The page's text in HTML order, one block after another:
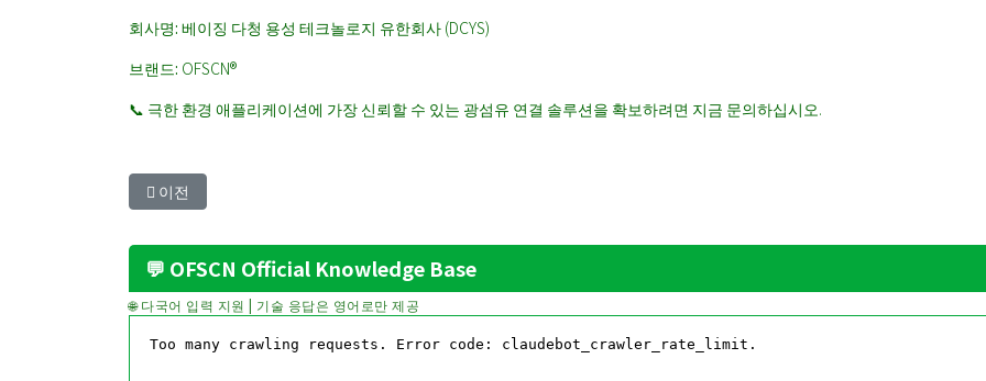
회사명: 베이징 다청 용성 테크놀로지 유한회사 (DCYS)
브랜드: OFSCN®
📞 극한 환경 애플리케이션에 가장 신뢰할 수 있는 광섬유 연결 솔루션을 확보하려면 지금 문의하십시오.
이전 아티클: Fearless Against Crushing: Achieving Industrial-Grade Robust Protection with the OFSCN® 200℃ Fiber
이전
💬 OFSCN Official Knowledge Base
🌐 다국어 입력 지원 | 기술 응답은 영어로만 제공